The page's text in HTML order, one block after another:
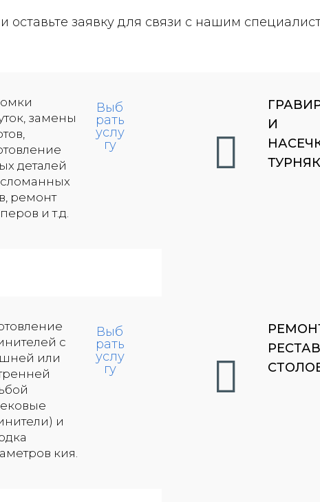
оставьте заявку для связи с нашим
замены
деталей
ремонт
и т.д.
Выб
рать
услу
гу
И
с
или
и
кия.
Выб
рать
услу
гу